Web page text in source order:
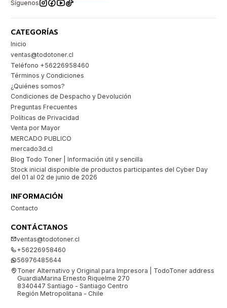
Síguenos
CATEGORÍAS
Inicio
ventas@todotoner.cl
Teléfono +56226958460
Términos y Condiciones
¿Quiénes somos?
Condiciones de Despacho y Devolución
Preguntas Frecuentes
Políticas de Privacidad
Venta por Mayor
MERCADO PUBLICO
mercado3d.cl
Blog Todo Toner | Información útil y sencilla
Stock inicial disponible de productos participantes del Cyber Day
del 01 al 02 de junio de 2026
INFORMACIÓN
Contacto
CONTÁCTANOS
ventas@todotoner.cl
+56226958460
56976485644
Toner Alternativo y Original para Impresora | TodoToner address
GuardiaMarina Ernesto Riquelme 270
8340447 Santiago - Santiago Centro
Región Metropolitana - Chile